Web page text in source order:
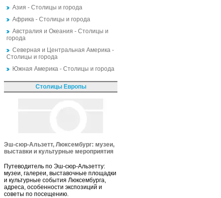
Азия - Столицы и города
Африка - Столицы и города
Австралия и Океания - Столицы и
города
Северная и Центральная Америка -
Столицы и города
Южная Америка - Столицы и города
Столицы Европы
Эш-сюр-Альзетт, Люксембург: музеи,
выставки и культурные мероприятия
Путеводитель по Эш-сюр-Альзетту:
музеи, галереи, выставочные площадки
и культурные события Люксембурга,
адреса, особенности экспозиций и
советы по посещению.